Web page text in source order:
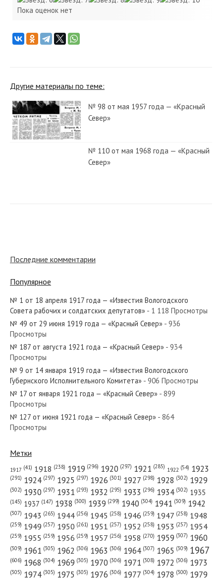
Пока оценок нет
Другие материалы по теме:
№ 98 от мая 1957 года — «Красный
Север»
№ 110 от мая 1968 года — «Красный
Север»
№ 37 от февраля 1944 года —
№ 101 от мая 1937 года — «Красный
Север»
№ 164 от августа 1956 года —
Последние комментарии
Популярное
№ 1 от 18 апреля 1917 года — «Известия Вологодского
Совета рабочих и солдатских депутатов» - 1 118 Просмотры
№ 49 от 29 июня 1919 года — «Красный Север» - 936
Просмотры
№ 187 от августа 1921 года — «Красный Север» - 934
Просмотры
№ 9 от 14 января 1919 года — «Известия Вологодского
Губернского Исполнительного Комитета» - 906 Просмотры
№ 17 от января 1921 года — «Красный Север» - 899
Просмотры
№ 127 от июня 1921 года — «Красный Север» - 864
Просмотры
Метки
1917 (41) 1918 (238) 1919 (296) 1920 (297) 1921 (285) 1922 (54) 1923
(291) 1924 (297) 1925 (297) 1926 (301) 1927 (298) 1928 (302) 1929
(302) 1930 (297) 1931 (293) 1932 (295) 1933 (296) 1934 (302) 1935
(145) 1937 (147) 1938 (300) 1939 (299) 1940 (304) 1941 (309) 1942
(307) 1943 (265) 1944 (256) 1945 (258) 1946 (259) 1947 (258) 1948
(259) 1949 (257) 1950 (261) 1951 (257) 1952 (258) 1953 (257) 1954
(259) 1955 (259) 1956 (259) 1957 (256) 1958 (270) 1959 (307) 1960
(309) 1961 (305) 1962 (306) 1963 (306) 1964 (307) 1965 (309) 1967
(606) 1968 (304) 1969 (305) 1970 (306) 1971 (308) 1972 (306) 1973
(305) 1974 (305) 1975 (305) 1976 (306) 1977 (304) 1978 (300) 1979